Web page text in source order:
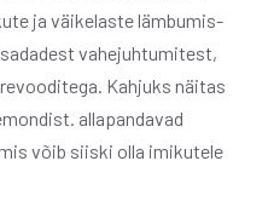
ja väikelaste lämbumis-
vahejuhtumitest,
Kahjuks näitas
allapandavad
võib siiski olla imikutele